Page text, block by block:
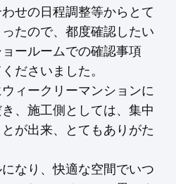
せの日程調整等からとて
たので、都度確認したい
ールームでの確認事項
ださいました。
ィークリーマンションに
、施工側としては、集中
が出来、とてもありがた
なり、快適な空間でいつ